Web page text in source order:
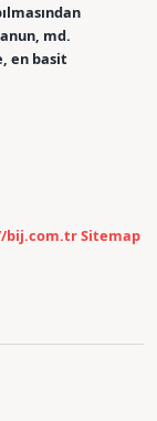
md.
en basit
bij.com.trSitemap